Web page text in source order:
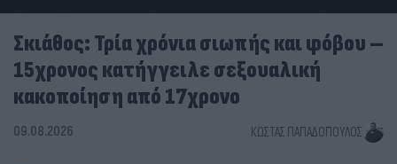
Σκιάθος: Τρία χρόνια σιωπής και φόβου –
15χρονος κατήγγειλε σεξουαλική
κακοποίηση από 17χρονο
09.08.2026 ΚΏΣΤΑΣ ΠΑΠΑΔΌΠΟΥΛΟΣ